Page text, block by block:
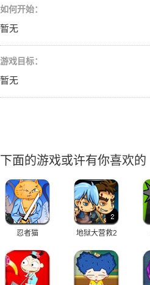
如何开始：
暂无
游戏目标：
暂无
下面的游戏或许有你喜欢的
忍者猫 地狱大营救2